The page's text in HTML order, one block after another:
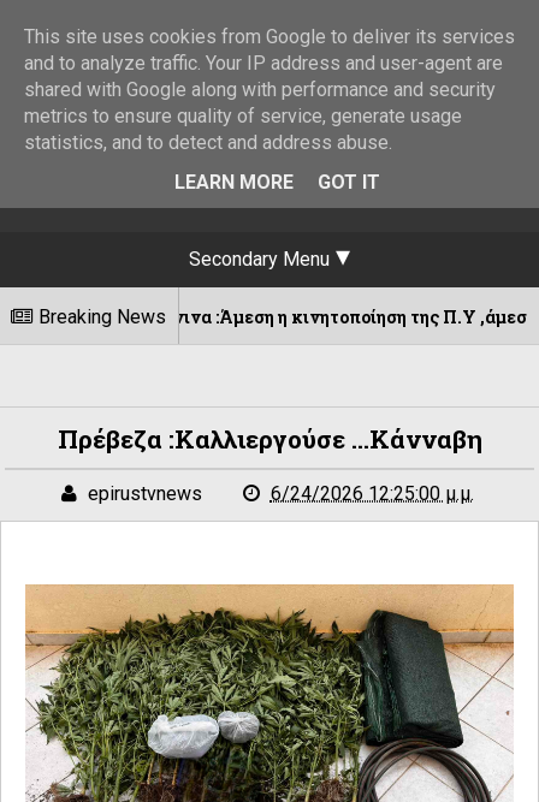
Secondary Menu
Breaking News
Ιωάννινα :Άμεση η κινητοποίηση της Π.Υ ,άμεσος ο έλεγχος
Πρέβεζα :Καλλιεργούσε ...κάνναβη
epirustvnews 6/24/2026 12:25:00 μ.μ.
This site uses cookies from Google to deliver its services
and to analyze traffic. Your IP address and user-agent are
shared with Google along with performance and security
metrics to ensure quality of service, generate usage
statistics, and to detect and address abuse.
LEARN MORE
GOT IT